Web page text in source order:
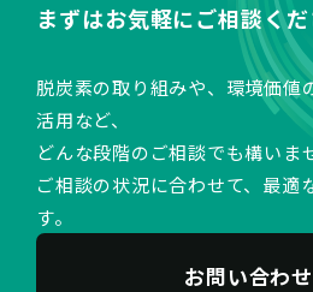
まずはお気軽にご相談く
脱炭素の取り組みや、環境価値
活用など、
どんな段階のご相談でも構いま
ご相談の状況に合わせて、最適
す。
お問い合わせ